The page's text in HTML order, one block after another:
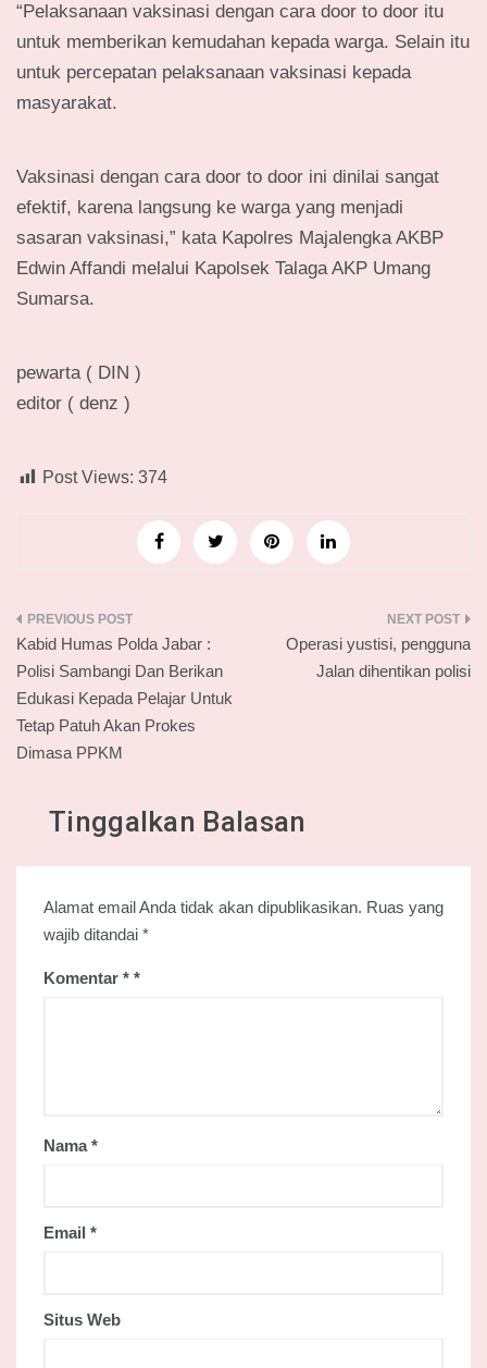
“Pelaksanaan vaksinasi dengan cara door to door itu
untuk memberikan kemudahan kepada warga. Selain itu
untuk percepatan pelaksanaan vaksinasi kepada
masyarakat.
Vaksinasi dengan cara door to door ini dinilai sangat
efektif, karena langsung ke warga yang menjadi
sasaran vaksinasi,” kata Kapolres Majalengka AKBP
Edwin Affandi melalui Kapolsek Talaga AKP Umang
Sumarsa.
pewarta ( DIN )
editor ( denz )
Post Views: 374
Navigasi
pos
Kabid Humas Polda Jabar :
Polisi Sambangi Dan Berikan
Edukasi Kepada Pelajar Untuk
Tetap Patuh Akan Prokes
Dimasa PPKM
Operasi yustisi, pengguna
Jalan dihentikan polisi
Tinggalkan Balasan
Alamat email Anda tidak akan dipublikasikan. Ruas yang
wajib ditandai *
Komentar *
Nama*
Email *
Situs Web